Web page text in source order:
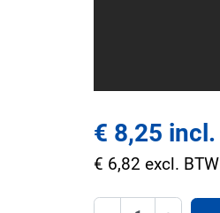
€ 8,25 incl.
€ 6,82 excl. BTW